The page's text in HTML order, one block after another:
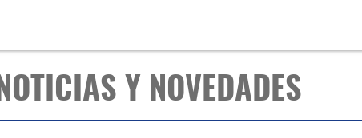
NOTICIAS Y NOVEDADES